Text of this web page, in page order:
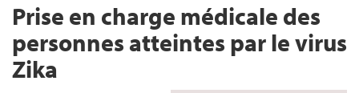
Prise en charge médicale des
personnes atteintes par le virus
Zika